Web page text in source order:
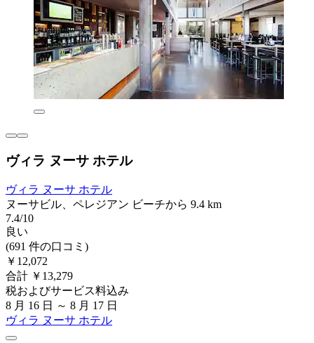
ヴィラ ヌーサ ホテル
ヴィラ ヌーサ ホテル
ヌーサビル、ペレジアン ビーチから 9.4 km
7.4/10
良い
(691 件の口コミ)
￥12,072
合計 ￥13,279
税およびサービス料込み
8 月 16 日 ～ 8 月 17 日
ヴィラ ヌーサ ホテル